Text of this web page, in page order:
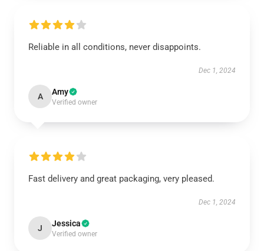
Reliable in all conditions, never disappoints.
Dec 1, 2024
A Amy
Verified owner
Fast delivery and great packaging, very pleased.
Dec 1, 2024
J Jessica
Verified owner